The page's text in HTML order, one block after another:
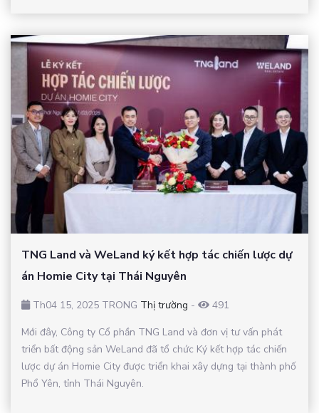
TNG Land và WeLand ký kết hợp tác chiến lược dự
án Homie City tại Thái Nguyên
Th04 15, 2025 TRONG Thị trường -
491
Mới đây, Công ty Cổ phần TNG Land và đơn vị tư vấn phát
triển bất động sản WeLand đã tổ chức Ký kết hợp tác chiến
lược dự án Homie City được triển khai xây dựng tại thành phố
Phổ Yên, tỉnh Thái Nguyên.